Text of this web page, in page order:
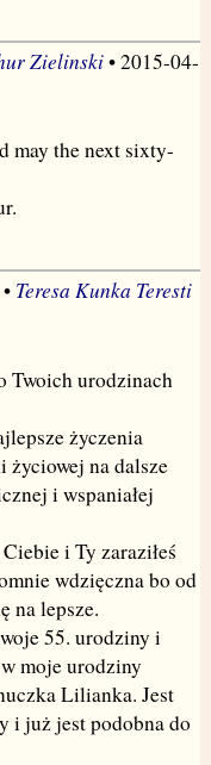
Zielinski• 2015-04-
may the next sixty-
Teresa Kunka Teresti
Twoich urodzinach
życzenia
życiowej na dalsze
i wspaniałej
i Ty zaraziłeś
wdzięczna bo od
na lepsze.
55. urodziny i
moje urodziny
Lilianka. Jest
i już jest podobna do